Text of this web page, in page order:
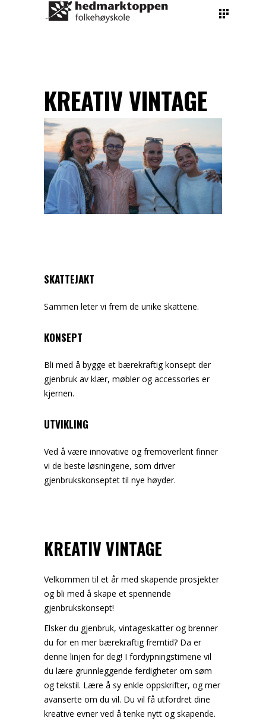
KREATIV VINTAGE
SKATTEJAKT
Sammen leter vi frem de unike skattene.
KONSEPT
Bli med å bygge et bærekraftig konsept der
gjenbruk av klær, møbler og accessories er
kjernen.
UTVIKLING
Ved å være innovative og fremoverlent finner
vi de beste løsningene, som driver
gjenbrukskonseptet til nye høyder.
KREATIV VINTAGE
Velkommen til et år med skapende prosjekter
og bli med å skape et spennende
gjenbrukskonsept!
Elsker du gjenbruk, vintageskatter og brenner
du for en mer bærekraftig fremtid? Da er
denne linjen for deg! I fordypningstimene vil
du lære grunnleggende ferdigheter om søm
og tekstil. Lære å sy enkle oppskrifter, og mer
avanserte om du vil. Du vil få utfordret dine
kreative evner ved å tenke nytt og skapende.